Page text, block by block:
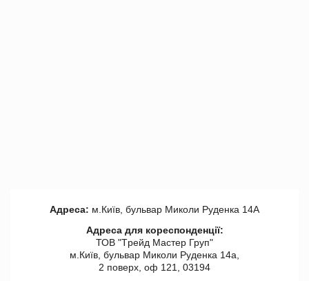
Адреса: м.Київ, бульвар Миколи Руденка 14А
Адреса для кореспонденції:
ТОВ "Tрейд Мастер Груп"
м.Київ, бульвар Миколи Руденка 14а,
2 поверх, оф 121, 03194